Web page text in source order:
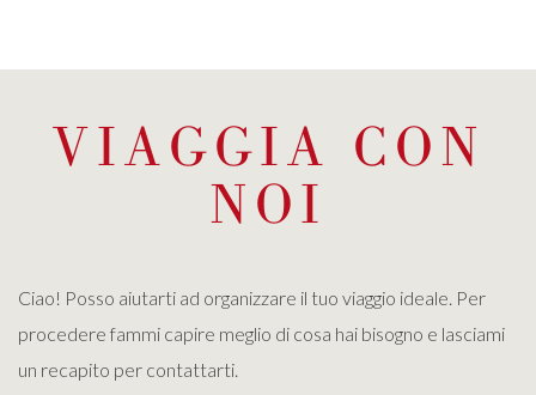
VIAGGIA CON
NOI
Ciao! Posso aiutarti ad organizzare il tuo viaggio ideale. Per
procedere fammi capire meglio di cosa hai bisogno e lasciami
un recapito per contattarti.